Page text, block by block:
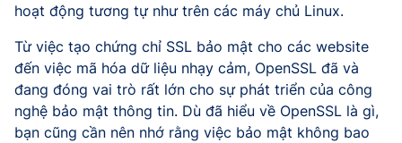
hoạt động tương tự như trên các máy chủ Linux.
Từ việc tạo chứng chỉ SSL bảo mật cho các website
đến việc mã hóa dữ liệu nhạy cảm, OpenSSL đã và
đang đóng vai trò rất lớn cho sự phát triển của công
nghệ bảo mật thông tin. Dù đã hiểu về OpenSSL là gì,
bạn cũng cần nên nhớ rằng việc bảo mật không bao